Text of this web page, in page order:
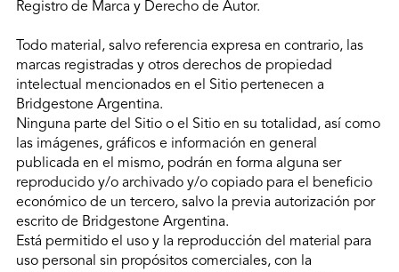
Registro de Marca y Derecho de Autor.
Todo material, salvo referencia expresa en contrario, las
marcas registradas y otros derechos de propiedad
intelectual mencionados en el Sitio pertenecen a
Bridgestone Argentina.
Ninguna parte del Sitio o el Sitio en su totalidad, así como
las imágenes, gráficos e información en general
publicada en el mismo, podrán en forma alguna ser
reproducido y/o archivado y/o copiado para el beneficio
económico de un tercero, salvo la previa autorización por
escrito de Bridgestone Argentina.
Está permitido el uso y la reproducción del material para
uso personal sin propósitos comerciales, con la